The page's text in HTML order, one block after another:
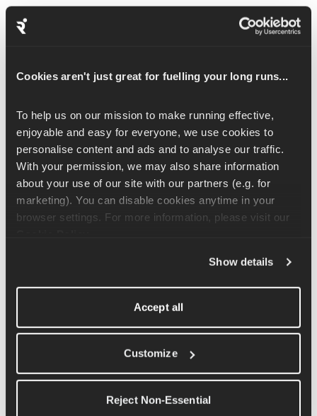
Cookies aren't just great for fuelling your long runs...
To help us on our mission to make running effective,
enjoyable and easy for everyone, we use cookies to
personalise content and ads and to analyse our traffic.
With your permission, we may also share information
about your use of our site with our partners (e.g. for
marketing). You can disable cookies anytime in your
Show details
Accept all
Customize
Reject Non-Essential
Een reverse lunge is een supergoede manier om verder te gaan
na een simpele lunge. Deze oefening traint je bilspieren, benen
en buikspieren, vooral je hamstrings en grote bilspier.
Begin met je voeten op schouderbreedte uit elkaar voor een
stabiele basis, stap dan achteruit en zet de tenen van je achterste
voet op de grond, zodat je scheenbeen parallel is met de grond